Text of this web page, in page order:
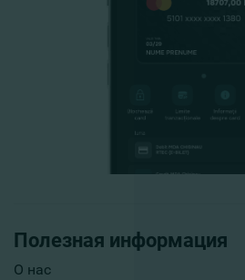
Полезная информация
О нас